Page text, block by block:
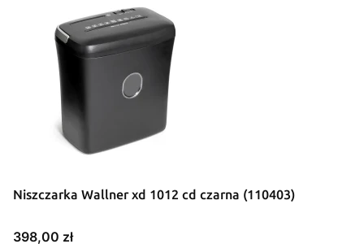
Niszczarka Wallner xd 1012 cd czarna (110403)
Cena
398,00 zł